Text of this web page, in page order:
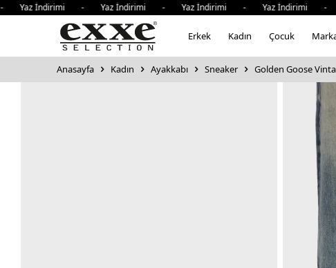
İndirimi - Yaz İndirimi - Yaz İndirimi - Yaz İndirimi -
Erkek Kadın Çocuk
Anasayfa Kadın Ayakkabı Sneaker Golden Goose